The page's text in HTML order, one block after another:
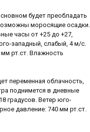
будет преобладать
моросящие осадки.
часы от +25 до +27,
западный, слабый, 4 м/с.
рт.ст. Влажность
переменная облачность,
поднимется в дневные
градусов. Ветер юго-
давление: 740 мм рт.ст.